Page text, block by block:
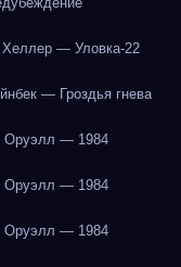
— Уловка-22
— Гроздья гнева
Оруэлл — 1984
Оруэлл — 1984
Оруэлл — 1984